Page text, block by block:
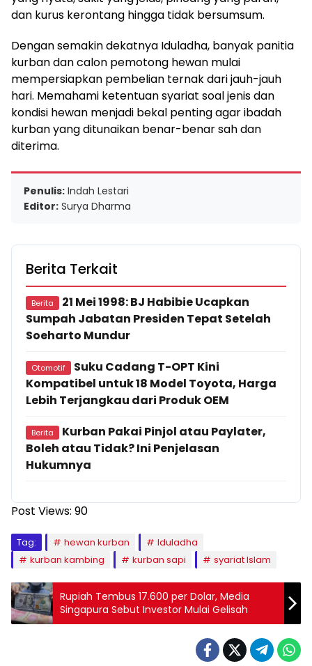
dan kurus kerontang hingga tidak bersumsum.
Dengan semakin dekatnya Iduladha, banyak panitia
kurban dan calon pemotong hewan mulai
mempersiapkan pembelian ternak dari jauh-jauh
hari. Memahami ketentuan syariat soal jenis dan
kondisi hewan menjadi bekal penting agar ibadah
kurban yang ditunaikan benar-benar sah dan
diterima.
Penulis: Indah Lestari
Editor: Surya Dharma
Berita Terkait
Berita
21 Mei 1998: BJ Habibie Ucapkan
Sumpah Jabatan Presiden Tepat Setelah
Soeharto Mundur
Otomotif
Suku Cadang T-OPT Kini
Kompatibel untuk 18 Model Toyota, Harga
Lebih Terjangkau dari Produk OEM
Berita
Kurban Pakai Pinjol atau Paylater,
Boleh atau Tidak? Ini Penjelasan
Hukumnya
Post Views: 90
Tag: hewan kurban
Iduladha
kurban kambing
kurban sapi syariat Islam
Rupiah Tembus 17.600 per Dolar, Media
Singapura Sebut Investor Mulai Gelisah